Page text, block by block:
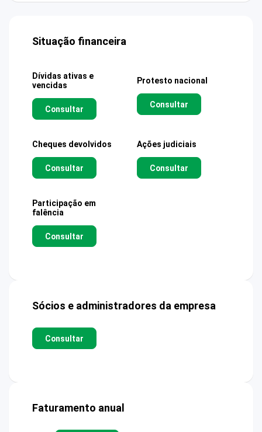
Situação financeira
Dívidas ativas e
vencidas
Consultar
Protesto nacional
Consultar
Cheques devolvidos
Consultar
Ações judiciais
Consultar
Participação em
falência
Consultar
Sócios e administradores da empresa
Consultar
Faturamento anual